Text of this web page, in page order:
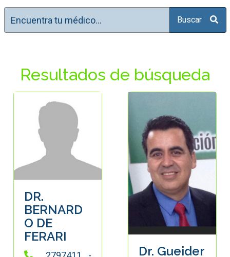
Buscar
Resultados de búsqueda
DR.
BERNARD
O DE
FERARI
Dr. Gueider